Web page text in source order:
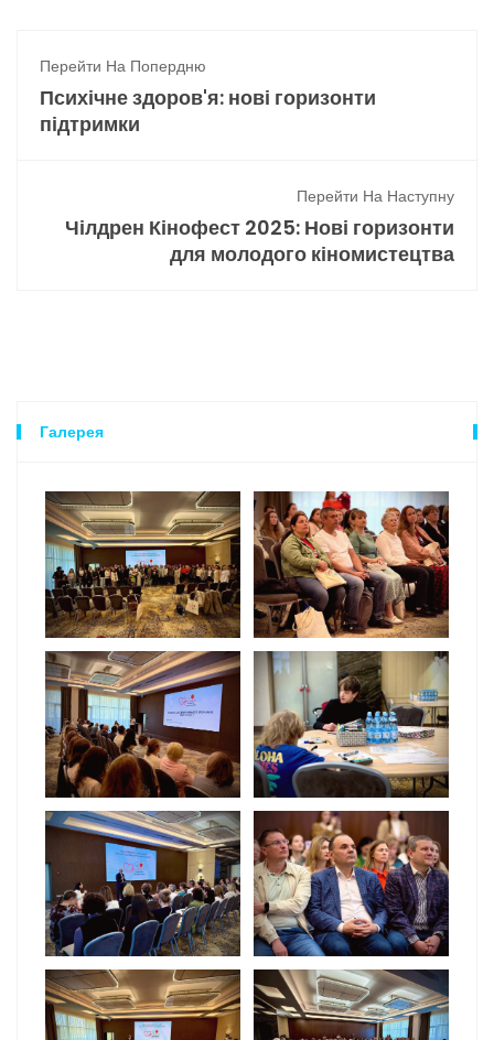
Перейти На Попердню
Психічне здоров'я: нові горизонти
підтримки
Перейти На Наступну
Чілдрен Кінофест 2025: Нові горизонти
для молодого кіномистецтва
Галерея